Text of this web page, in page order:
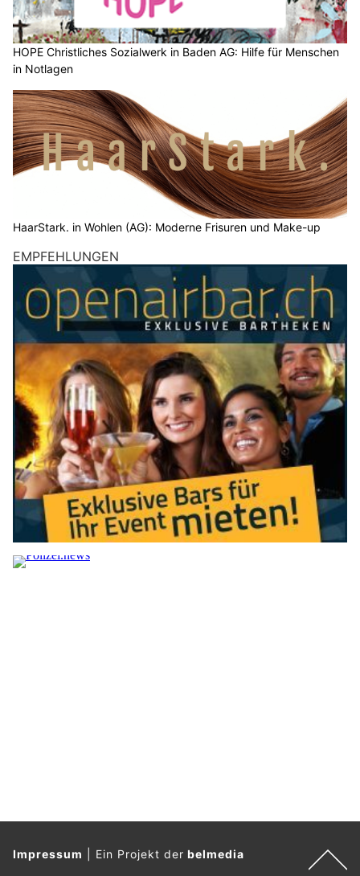
drei Jahre Gefängnis möglich
19.11.25 VON POLIZEI.NEWS REDAKTION
Wer einer Person nachstellt, muss künftig mit einer
Freiheitsstrafe oder einer Geldstrafe rechnen.
An seiner Sitzung vom 19. November 2025 hat der Bundesrat
beschlossen, die entsprechende Änderung des
Strafgesetzbuches (StGB) auf den 1. Januar 2026 in Kraft zu
setzen.
Weiterlesen
KEG GmbH – Ihr Partner für Wärmepumpen, Solar und Heizsysteme
HaarStark. in Wohlen (AG): Moderne Frisuren und Make-up
KEG GmbH – Ihr Partner für Wärmepumpen, Solar und Heizsysteme
Schweiz: Interview beleuchtet Ursachen, Muster
und Risikofaktoren bei Femiziden
03.12.25 VON POLIZEI.NEWS REDAKTION
In der Schweiz sind dieses Jahr über 20 Frauen aufgrund
ihres Geschlechts getötet worden: meist vom Partner oder
Ex-Partner. Damit hat die Zahl der Femizide ein trauriges
Rekordhoch erreicht. Fast immer geht solchen Taten
häusliche Gewalt voraus.
Gabriella Schmid, Professorin für Soziale Arbeit, engagiert sich
Für die Tierambulanz von Corin Alba durften wir die